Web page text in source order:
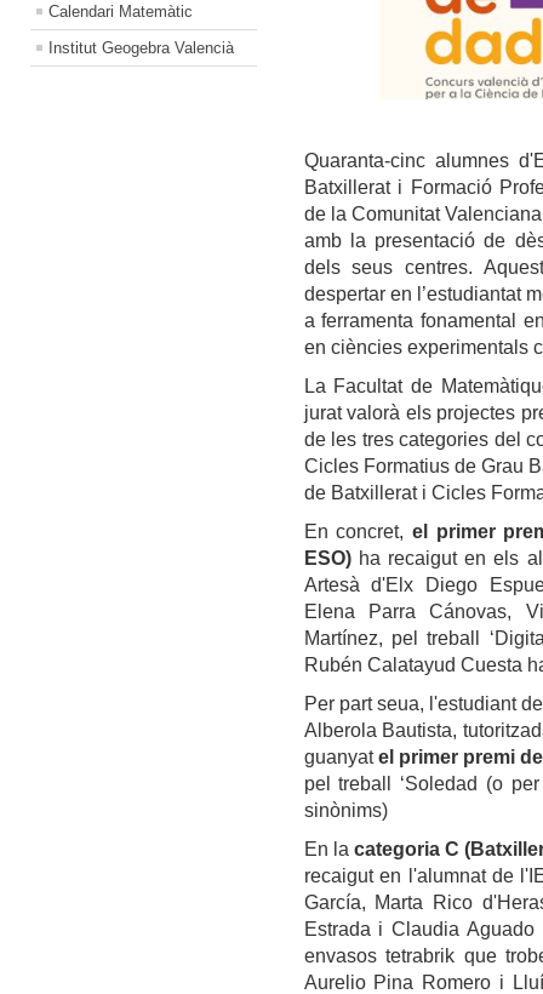
Calendari Matemàtic
Institut Geogebra Valencià
Quaranta-cinc alumnes
Batxillerat i Formació
de la Comunitat
amb la presentació de
dels seus centres.
despertar en l’estudiantat
a ferramenta fonamental
en ciències experimentals
La Facultat de
jurat valorà els projectes
de les tres categories del
Cicles Formatius de Grau
de Batxillerat i Cicles
En concret, el primer
ESO)ha recaigut en els
Artesà d'Elx Diego
Elena Parra Cánovas,
Martínez, pel treball
Rubén Calatayud Cuesta
Per part seua, l'estudiant
Alberola Bautista,
guanyatel primer premi
pel treball ‘Soledad (o
sinònims)
En la categoria C
recaigut en l'alumnat de
García, Marta Rico
Estrada i Claudia
envasos tetrabrik que
Aurelio Pina Romero i